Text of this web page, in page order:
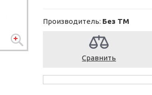
Производитель: Без ТМ
Сравнить